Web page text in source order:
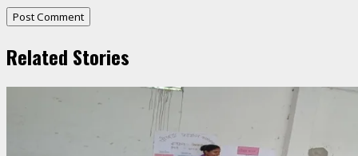
Related Stories